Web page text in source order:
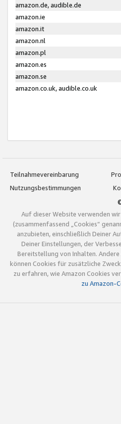
amazon.de, audible.de
amazon.ie
amazon.it
amazon.nl
amazon.pl
amazon.es
amazon.se
amazon.co.uk, audible.co.uk
Teilnahmevereinbarung
Nutzungsbestimmungen
Auf dieser Website verwenden
(zusammenfassend „Cookies“
anzubieten, einschließlich Deiner
Deiner Einstellungen, der
Bereitstellung von Inhalten.
können Cookies für zusätzliche
zu erfahren, wie Amazon Cookies
zu Amazon-